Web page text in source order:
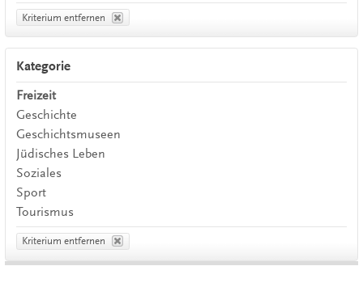
Kriterium entfernen
Kategorie
Freizeit
Geschichte
Geschichtsmuseen
Jüdisches Leben
Soziales
Sport
Tourismus
Kriterium entfernen